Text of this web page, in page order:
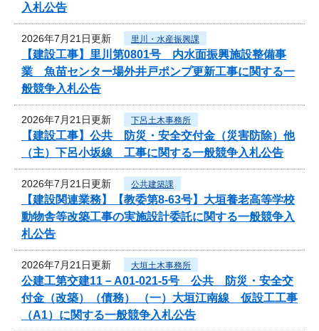
入札公告
2026年7月21日更新 里川・水産振興課
【建設工事】里川第0801号 内水面振興施設整備事
業 魚苗センター場外井戸ポンプ更新工事に関する一
般競争入札公告
2026年7月21日更新 下呂土木事務所
【建設工事】公共 防災・安全交付金（災害防除）他
（主）下呂小坂線 工事に関する一般競争入札公告
2026年7月21日更新 公共建築課
【建設関連業務】【教委第8-63号】大垣養老高等学校
動物舎等改築工事の実施設計委託に関する一般競争入
札公告
2026年7月21日更新 大垣土木事務所
公建工第交建11－A01-021-5号 公共 防災・安全交
付金（改築）（債務） （一）大垣江南線 仮設工工事
（A1）に関する一般競争入札公告